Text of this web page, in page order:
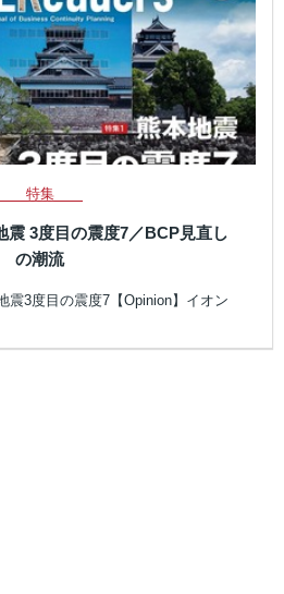
特集
3度目の震度7／BCP見直し
の潮流
震3度目の震度7【Opinion】イオン